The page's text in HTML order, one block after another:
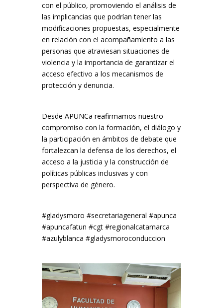
con el público, promoviendo el análisis de
las implicancias que podrían tener las
modificaciones propuestas, especialmente
en relación con el acompañamiento a las
personas que atraviesan situaciones de
violencia y la importancia de garantizar el
acceso efectivo a los mecanismos de
protección y denuncia.
Desde APUNCa reafirmamos nuestro
compromiso con la formación, el diálogo y
la participación en ámbitos de debate que
fortalezcan la defensa de los derechos, el
acceso a la justicia y la construcción de
políticas públicas inclusivas y con
perspectiva de género.
#gladysmoro #secretariageneral #apunca
#apuncafatun #cgt #regionalcatamarca
#azulyblanca #gladysmoroconduccion